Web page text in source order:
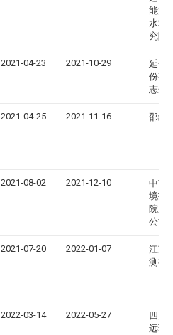
能源
水利
究院
2021-04-23 2021-10-29
延长
份有
志丹
2021-04-25 2021-11-16 邵红
2021-08-02 2021-12-10
中南
境技
院股
公司
2021-07-20 2022-01-07
江苏
测有
2022-03-14 2022-05-27
四川
远环